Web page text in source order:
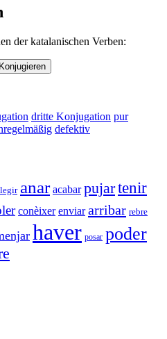
der katalanischen Verben:
Konjugieren
dritte Konjugation pur
defektiv
anar acabar pujartenir
conèixer enviar arribar rebre
haver posar poder